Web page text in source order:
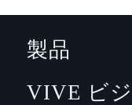
製品
VIVE ビ